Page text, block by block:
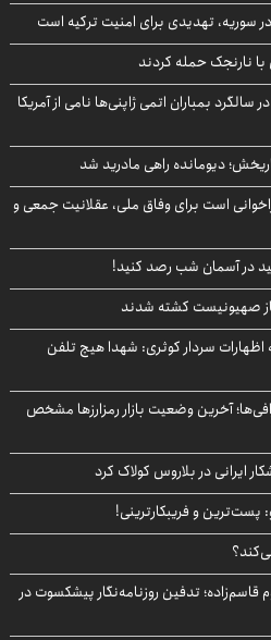
سوریه، تهدیدی برای امنیت ترکیه است
نارنجک حمله کردند
بمباران اتمی ژاپنی‌ها نامی از آمریکا
دیومانده راهی مادرید شد
است برای وفاق ملی، عقلانیت جمعی و
در آسمان شب رصد کنید!
صهیونیست کشته شدند
اظهارات سردار کوثری: شهدا هیچ تلفن
در صرافی‌ها؛ آخرین وضعیت بازار رمزارزها مشخص
ایرانی در بلاروس کولاک کرد
پست‌ترین و فریبکارترینی!
تدفین روزنامه‌نگار پیشکسوت در